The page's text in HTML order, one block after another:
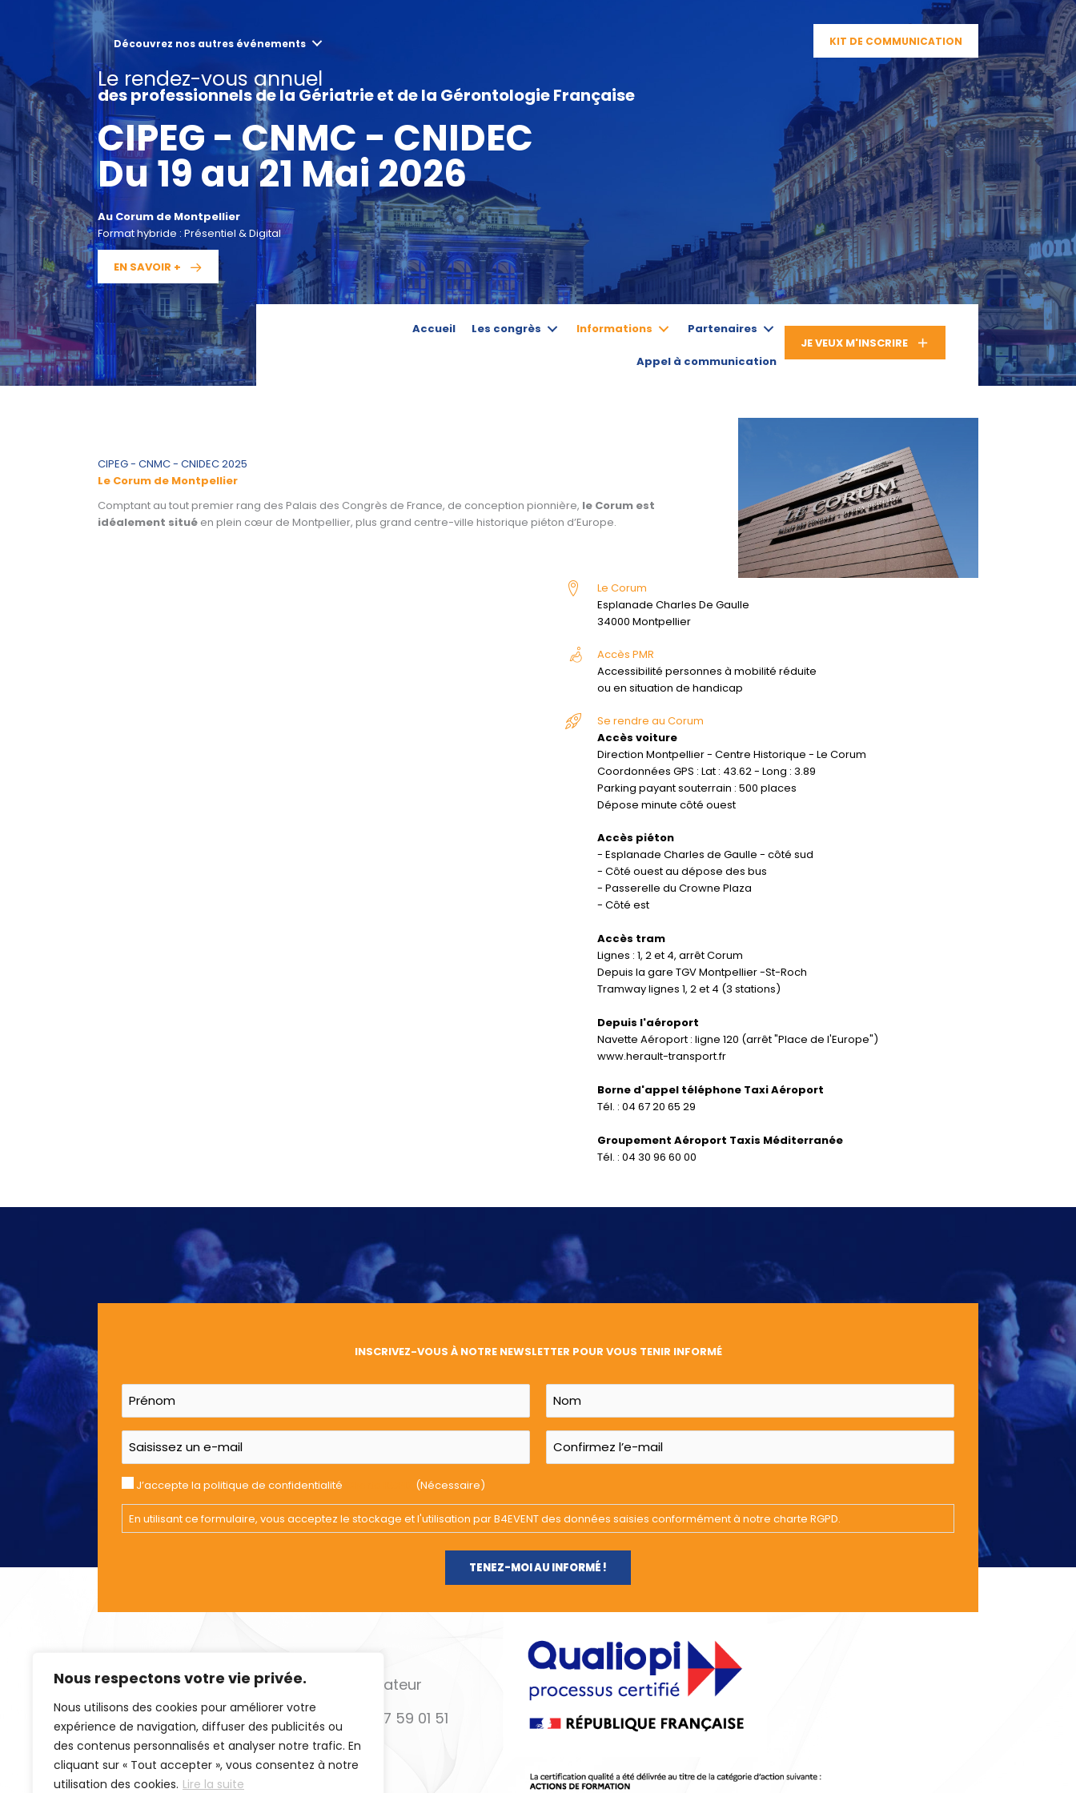
Nous respectons votre vie privée.
Nous utilisons des cookies pour améliorer votre
expérience de navigation, diffuser des publicités ou
des contenus personnalisés et analyser notre trafic. En
cliquant sur « Tout accepter », vous consentez à notre
utilisation des cookies. Lire la suite
Découvrez nos autres événements KIT DE COMMUNICATION
Le rendez-vous annuel
des professionnels de la Gériatrie et de la Gérontologie Française
CIPEG - CNMC - CNIDEC
Du 19 au 21 Mai 2026
Au Corum de Montpellier
Format hybride : Présentiel & Digital
EN SAVOIR +
Accueil Les congrès Informations Partenaires
Appel à communication
JE VEUX M'INSCRIRE
CIPEG - CNMC - CNIDEC 2025
Le Corum de Montpellier
Comptant au tout premier rang des Palais des Congrès de France, de conception pionnière, le Corum est
idéalement situé en plein cœur de Montpellier, plus grand centre-ville historique piéton d’Europe.
Le Corum
Esplanade Charles De Gaulle
34000 Montpellier
Accès PMR
Accessibilité personnes à mobilité réduite
ou en situation de handicap
Se rendre au Corum
Accès voiture
Direction Montpellier - Centre Historique - Le Corum
Coordonnées GPS : Lat : 43.62 - Long : 3.89
Parking payant souterrain : 500 places
Dépose minute côté ouest
Accès piéton
- Esplanade Charles de Gaulle - côté sud
- Côté ouest au dépose des bus
- Passerelle du Crowne Plaza
- Côté est
Accès tram
Lignes : 1, 2 et 4, arrêt Corum
Depuis la gare TGV Montpellier -St-Roch
Tramway lignes 1, 2 et 4 (3 stations)
Depuis l'aéroport
Navette Aéroport : ligne 120 (arrêt "Place de l'Europe")
www.herault-transport.fr
Borne d'appel téléphone Taxi Aéroport
Tél. : 04 67 20 65 29
Groupement Aéroport Taxis Méditerranée
Tél. : 04 30 96 60 00
INSCRIVEZ-VOUS À NOTRE NEWSLETTER POUR VOUS TENIR INFORMÉ
J’accepte la politique de confidentialité (Nécessaire)
En utilisant ce formulaire, vous acceptez le stockage et l'utilisation par B4EVENT des données saisies conformément à notre charte RGPD.
Organisme formateur
B4 EVENT
Téléphone : 04 67 59 01 51